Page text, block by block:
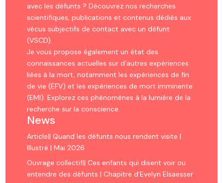
avec les défunts ? Découvrez nos recherches
scientifiques, publications et contenus dédiés aux
vécus subjectifs de contact avec un défunt
(VSCD).
Je vous propose également un état des
connaissances actuelles sur d’autres expériences
liées à la mort, notamment les expériences de fin
de vie (EFV) et les expériences de mort imminente
(EMI). Explorez ces phénomènes à la lumière de la
recherche sur la conscience.
News
Article|| Quand les défunts nous rendent visite |
Illustré | Mai 2026
Ouvrage collectif|| Ces enfants qui disent voir ou
entendre des défunts | Chapitre d’Evelyn Elsaesser